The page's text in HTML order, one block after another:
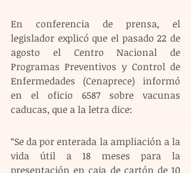
En conferencia de prensa, el
legislador explicó que el pasado 22 de
agosto el Centro Nacional de
Programas Preventivos y Control de
Enfermedades (Cenaprece) informó
en el oficio 6587 sobre vacunas
caducas, que a la letra dice:
“Se da por enterada la ampliación a la
vida útil a 18 meses para la
presentación en caja de cartón de 10